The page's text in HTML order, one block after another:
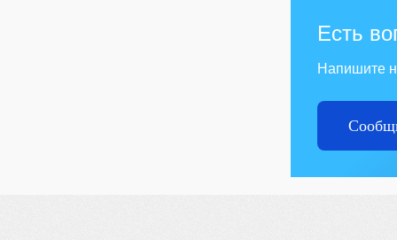
Есть
Напишите